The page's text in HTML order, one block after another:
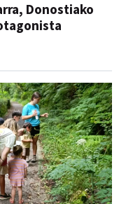
Donostiako